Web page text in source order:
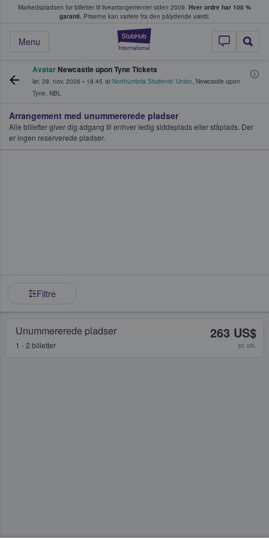
Markedspladsen for billetter til livearrangementer siden 2009. Hver ordre har 100 %
garanti. Priserne kan variere fra den pålydende værdi.
StubHub - Hvor
Menu
køber og sælger billetter
Avatar Newcastle upon Tyne Tickets
lør. 28. nov. 2026 • 18.45 at Northumbria Students' Union, Newcastle upon
Tyne, NBL
Arrangement med unummererede pladser
Alle billetter giver dig adgang til enhver ledig siddeplads eller ståplads. Der
er ingen reserverede pladser.
Filtre
Unummererede pladser
1 - 2 billetter
263 US$
pr. stk.